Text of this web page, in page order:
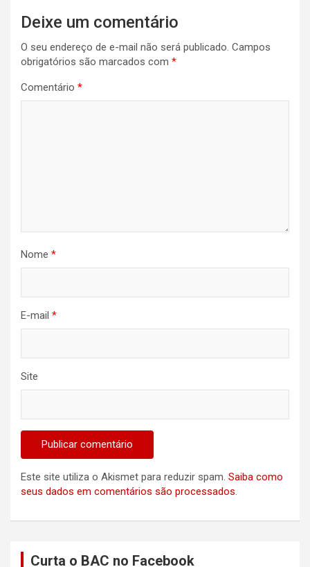
Deixe um comentário
O seu endereço de e-mail não será publicado. Campos
obrigatórios são marcados com *
Comentário *
Nome *
E-mail *
Site
Este site utiliza o Akismet para reduzir spam. Saiba como
seus dados em comentários são processados.
Curta o BAC no Facebook